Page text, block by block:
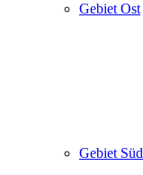
Gebiet Ost
Gebiet Süd